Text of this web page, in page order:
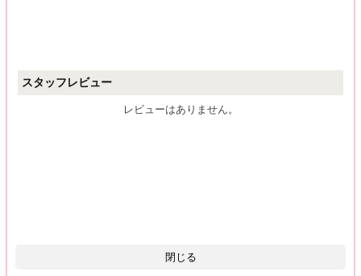
スタッフレビュー
レビューはありません。
閉じる